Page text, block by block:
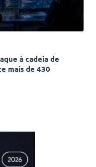
à cadeia de
mais de 430